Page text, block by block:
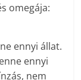
omegája:
ennyi állat.
ennyi
nem